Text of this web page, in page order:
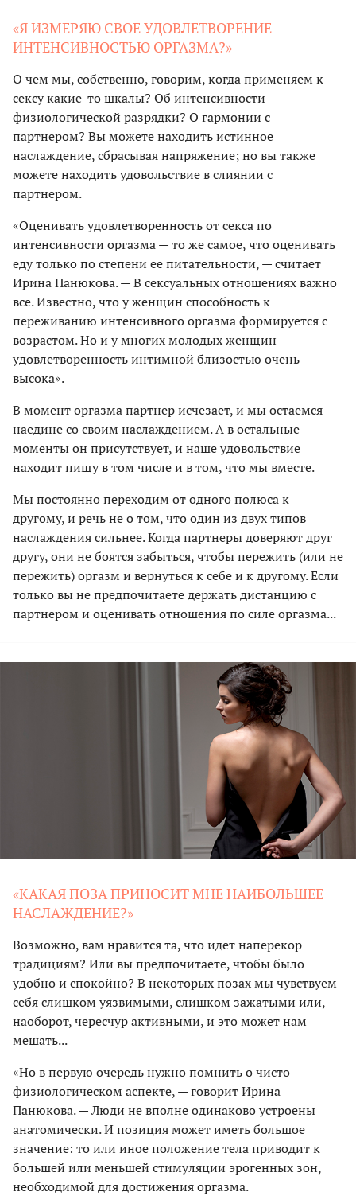
«Я ИЗМЕРЯЮ СВОЕ УДОВЛЕТВОРЕНИЕ
ИНТЕНСИВНОСТЬЮ ОРГАЗМА?»
О чем мы, собственно, говорим, когда применяем к
сексу какие-то шкалы? Об интенсивности
физиологической разрядки? О гармонии с
партнером? Вы можете находить истинное
наслаждение, сбрасывая напряжение; но вы также
можете находить удовольствие в слиянии с
партнером.
«Оценивать удовлетворенность от секса по
интенсивности оргазма — то же самое, что оценивать
еду только по степени ее питательности, — считает
Ирина Панюкова. — В сексуальных отношениях важно
все. Известно, что у женщин способность к
переживанию интенсивного оргазма формируется с
возрастом. Но и у многих молодых женщин
удовлетворенность интимной близостью очень
высока».
В момент оргазма партнер исчезает, и мы остаемся
наедине со своим наслаждением. А в остальные
моменты он присутствует, и наше удовольствие
находит пищу в том числе и в том, что мы вместе.
Мы постоянно переходим от одного полюса к
другому, и речь не о том, что один из двух типов
наслаждения сильнее. Когда партнеры доверяют друг
другу, они не боятся забыться, чтобы пережить (или не
пережить) оргазм и вернуться к себе и к другому. Если
только вы не предпочитаете держать дистанцию с
партнером и оценивать отношения по силе оргазма...
«КАКАЯ ПОЗА ПРИНОСИТ МНЕ НАИБОЛЬШЕЕ
НАСЛАЖДЕНИЕ?»
Возможно, вам нравится та, что идет наперекор
традициям? Или вы предпочитаете, чтобы было
удобно и спокойно? В некоторых позах мы чувствуем
себя слишком уязвимыми, слишком зажатыми или,
наоборот, чересчур активными, и это может нам
мешать...
«Но в первую очередь нужно помнить о чисто
физиологическом аспекте, — говорит Ирина
Панюкова. — Люди не вполне одинаково устроены
анатомически. И позиция может иметь большое
значение: то или иное положение тела приводит к
большей или меньшей стимуляции эрогенных зон,
необходимой для достижения оргазма.